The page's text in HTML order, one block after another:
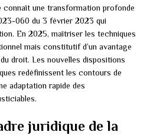
une transformation profonde
060 du 3 février 2023 qui
En 2025, maîtriser les techniques
mais constitutif d’un avantage
droit. Les nouvelles dispositions
redéfinissent les contours de
adaptation rapide des
juridique de la